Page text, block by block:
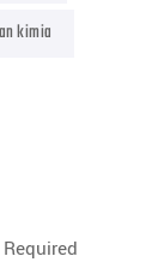
kimia
Required